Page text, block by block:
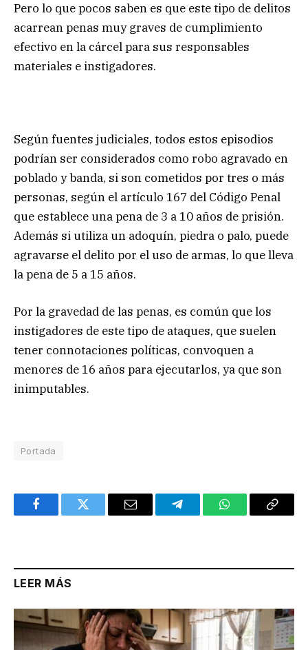
Pero lo que pocos saben es que este tipo de delitos
acarrean penas muy graves de cumplimiento
efectivo en la cárcel para sus responsables
materiales e instigadores.
Según fuentes judiciales, todos estos episodios
podrían ser considerados como robo agravado en
poblado y banda, si son cometidos por tres o más
personas, según el artículo 167 del Código Penal
que establece una pena de 3 a 10 años de prisión.
Además si utiliza un adoquín, piedra o palo, puede
agravarse el delito por el uso de armas, lo que lleva
la pena de 5 a 15 años.
Por la gravedad de las penas, es común que los
instigadores de este tipo de ataques, que suelen
tener connotaciones políticas, convoquen a
menores de 16 años para ejecutarlos, ya que son
inimputables.
Portada
FacebookTwitter Email TelegramWhatsAppCopy
LEER MÁS